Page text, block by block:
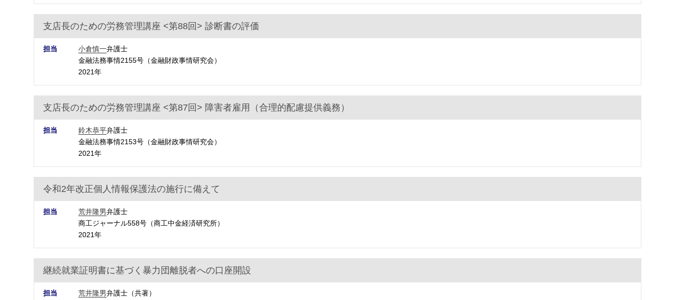
支店長のための労務管理講座 <第88回> 診断書の評価
担当 小倉慎一弁護士
金融法務事情2155号（金融財政事情研究会）
2021年
支店長のための労務管理講座 <第87回> 障害者雇用（合理的配慮提供義務）
担当 鈴木恭平弁護士
金融法務事情2153号（金融財政事情研究会）
2021年
令和2年改正個人情報保護法の施行に備えて
担当 荒井隆男弁護士
商工ジャーナル558号（商工中金経済研究所）
2021年
継続就業証明書に基づく暴力団離脱者への口座開設
担当 荒井隆男弁護士（共著）